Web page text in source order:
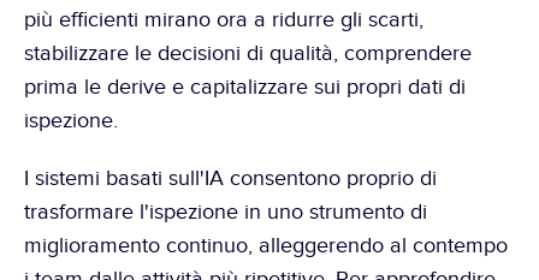
più efficienti mirano ora a ridurre gli scarti,
stabilizzare le decisioni di qualità, comprendere
prima le derive e capitalizzare sui propri dati di
ispezione.
I sistemi basati sull'IA consentono proprio di
trasformare l'ispezione in uno strumento di
miglioramento continuo, alleggerendo al contempo